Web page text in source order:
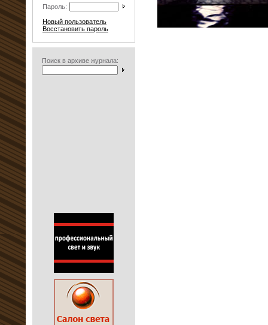
Пароль:
Новый пользователь
Восстановить пароль
Поиск в архиве журнала: